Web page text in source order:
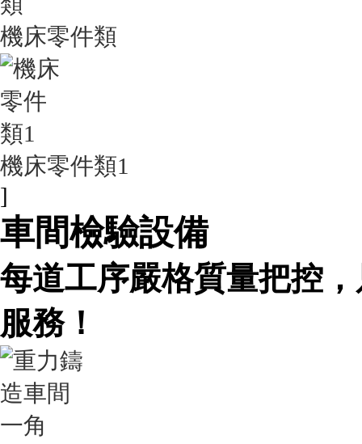
機床零件類
機床零件類1
]
車間檢驗設備
每道工序嚴格質量把控
服務！